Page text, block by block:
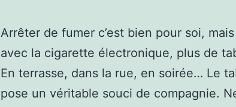
Arrêter de fumer c’est bien pour soi,
avec la cigarette électronique, plus de
En terrasse, dans la rue, en soirée… Le
pose un véritable souci de compagnie.